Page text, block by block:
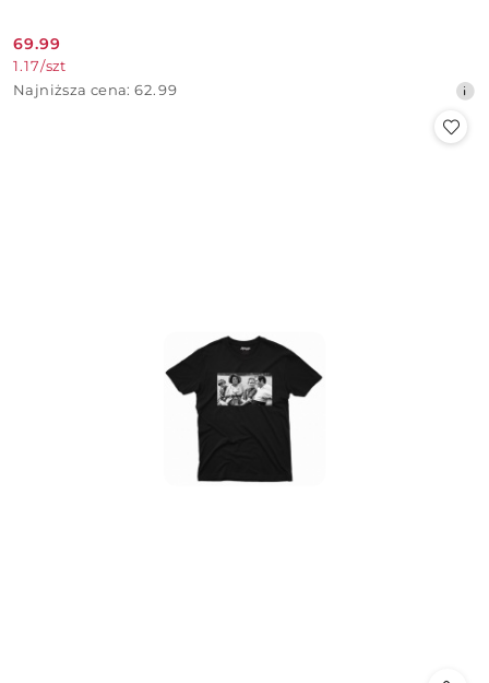
Cena
promocyjna:
69.99
1.17/szt
Najniższa
Najniższa cena: 62.99